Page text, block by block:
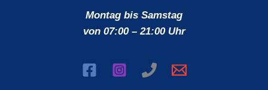
Montag bis Samstag
von 07:00 – 21:00 Uhr